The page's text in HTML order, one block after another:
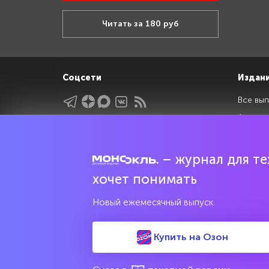
Читать за 180 руб
Соцсети
Интервью
Все
Архив
Свидетельство о регистрации средства массовой
культурного наследия
– журнал для
хочет понимать
Новый ежемесячный выпуск.
Купить на Озон